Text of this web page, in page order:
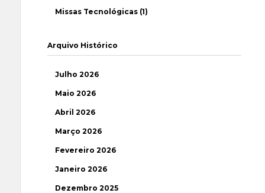
Missas Tecnológicas (1)
Arquivo Histórico
Julho 2026
Maio 2026
Abril 2026
Março 2026
Fevereiro 2026
Janeiro 2026
Dezembro 2025